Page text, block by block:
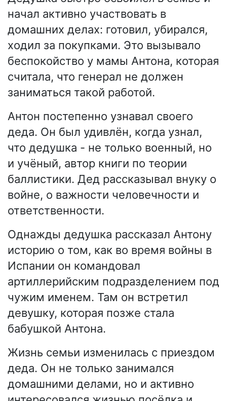
начал активно участвовать в
домашних делах: готовил, убирался,
ходил за покупками. Это вызывало
беспокойство у мамы Антона, которая
считала, что генерал не должен
заниматься такой работой.
Антон постепенно узнавал своего
деда. Он был удивлён, когда узнал,
что дедушка - не только военный, но
и учёный, автор книги по теории
баллистики. Дед рассказывал внуку о
войне, о важности человечности и
ответственности.
Однажды дедушка рассказал Антону
историю о том, как во время войны в
Испании он командовал
артиллерийским подразделением под
чужим именем. Там он встретил
девушку, которая позже стала
бабушкой Антона.
Жизнь семьи изменилась с приездом
деда. Он не только занимался
домашними делами, но и активно